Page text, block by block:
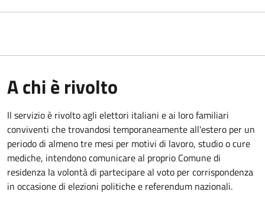
A chi è rivolto
Il servizio è rivolto agli elettori italiani e ai loro familiari
conviventi che trovandosi temporaneamente all'estero per un
periodo di almeno tre mesi per motivi di lavoro, studio o cure
mediche, intendono comunicare al proprio Comune di
residenza la volontà di partecipare al voto per corrispondenza
in occasione di elezioni politiche e referendum nazionali.